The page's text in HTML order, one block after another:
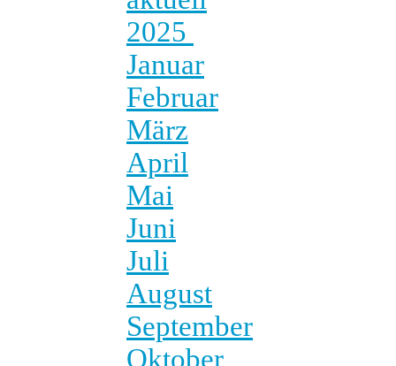
2025
Januar
Februar
März
April
Mai
Juni
Juli
August
September
Oktober